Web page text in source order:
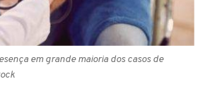
em grande maioria dos casos de